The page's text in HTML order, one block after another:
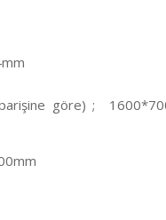
göre) ;